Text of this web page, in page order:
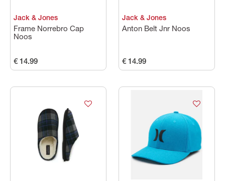
Jack & Jones
Frame Norrebro Cap
Noos
€ 14.99
Jack & Jones
Anton Belt Jnr Noos
€ 14.99